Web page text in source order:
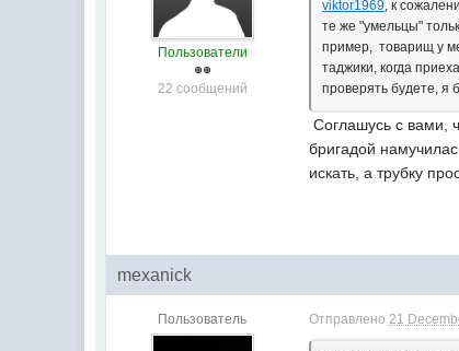
Пользователи
22 сообщений
viktor1969, к
те же "умельцы"
пример, товарищ у
таджики, когда
проверять будете, я
Соглашусь с вами,
бригадой
искать, а трубку
mexanick
Пользователь Отправлено21